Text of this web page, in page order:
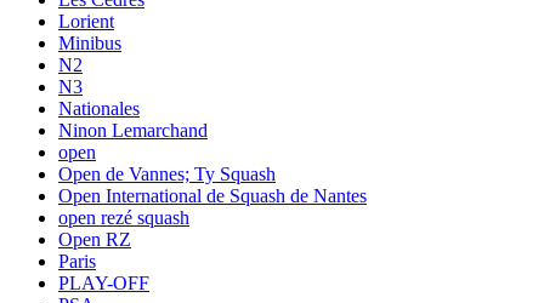
Lorient
Minibus
N2
N3
Nationales
Ninon Lemarchand
open
Open de Vannes; Ty Squash
Open International de Squash de Nantes
open rezé squash
Open RZ
Paris
PLAY-OFF